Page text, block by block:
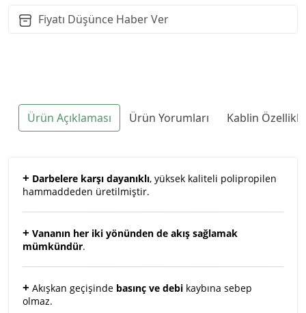
Fiyatı Düşünce Haber Ver
Ürün Açıklaması Ürün Yorumları Kablin
+ Darbelere karşı dayanıklı, yüksek kaliteli polipropilen
hammaddeden üretilmiştir.
+ Vananın her iki yönünden de akış sağlamak
mümkündür.
+ Akışkan geçişinde basınç ve debi kaybına sebep
olmaz.